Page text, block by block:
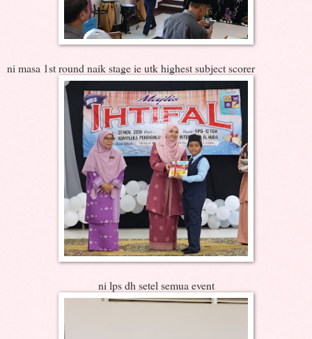
ni masa 1st round naik stage ie utk highest subject scorer
ni lps dh setel semua event